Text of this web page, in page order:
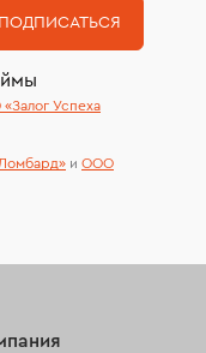
ПОДПИСАТЬСЯ
Успеха
и ООО